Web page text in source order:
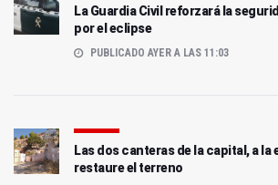
La Guardia Civil reforzará la
por el eclipse
PUBLICADO AYER A LAS 11:03
Las dos canteras de la capital, a la
restaure el terreno